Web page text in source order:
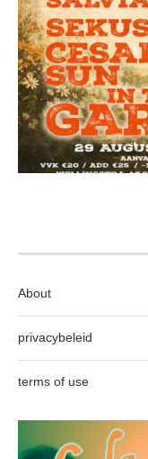
About
privacybeleid
terms of use